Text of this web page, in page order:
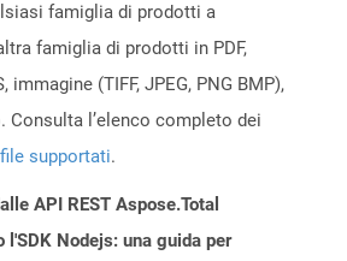
famiglia di prodotti a
famiglia di prodotti in PDF,
immagine (TIFF, JPEG, PNG BMP),
Consulta l’elenco completo dei
supportati.
API REST Aspose.Total
l'SDK Nodejs: una guida per